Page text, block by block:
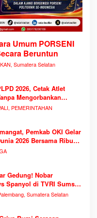
Umum PORSENI
Beruntun
Sumatera Selatan
2026, Cetak Atlet
Mengorbankan
PEMERINTAHAN
Pemkab OKI Gelar
2026 Bersama Ribuan
Gedung! Nobar
Spanyol di TVRI Sumsel
AntusiasmeSumatera Selatan